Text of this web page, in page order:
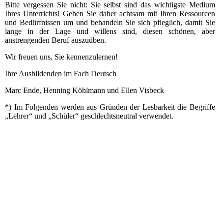
Bitte vergessen Sie nicht: Sie selbst sind das wichtigste Medium
Ihres Unterrichts! Gehen Sie daher achtsam mit Ihren Ressourcen
und Bedürfnissen um und behandeln Sie sich pfleglich, damit Sie
lange in der Lage und willens sind, diesen schönen, aber
anstrengenden Beruf auszuüben.
Wir freuen uns, Sie kennenzulernen!
Ihre Ausbildenden im Fach Deutsch
Marc Ende, Henning Köhlmann und Ellen Visbeck
*) Im Folgenden werden aus Gründen der Lesbarkeit die Begriffe
„Lehrer“ und „Schüler“ geschlechtsneutral verwendet.